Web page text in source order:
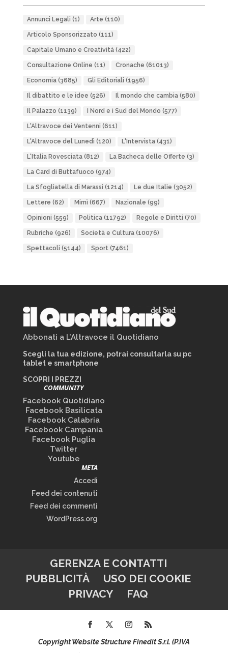
Annunci Legali (1) Arte (110)
Articolo Sponsorizzato (111)
Capitale Umano e Creatività(422)
Consultazione Online (11) Cronache (61013)
Economia(3685) Gli Editoriali (1956)
Il dibattito e le idee (526) Il mondo che cambia(580)
Il Palazzo (1139) I Nord e i Sud del Mondo (577)
L'Altravoce dei Ventenni (611)
L'Altravoce del Lunedì (120) L'Intervista(431)
L'Italia Rovesciata(812) La Bacheca delle Offerte (3)
La Card di Buttafuoco (974)
La Sfogliatella di Marassi (1214) Le due Italie (3052)
Lettere (62) Mimì (667) Nazionale (99)
Opinioni (559) Politica(11792) Regole e Diritti (70)
Rubriche (926) Società e Cultura(10076)
Spettacoli (5144) Sport(7461)
Abbonati a L’Altravoce il Quotidiano
Scegli la tua edizione, potrai consultarla su pc
tablet e smartphone
SCOPRI I PREZZI
COMMUNITY
Facebook Quotidiano
Facebook Basilicata
Facebook Calabria
Facebook Campania
Facebook Puglia
Twitter
Youtube
META
Accedi
Feed dei contenuti
Feed dei commenti
WordPress.org
GERENZA E CONTATTI
PUBBLICITÀ
USO DEI COOKIE
PRIVACY
FAQ
Copyright Website Structure Finedit S.r.l. (P.IVA